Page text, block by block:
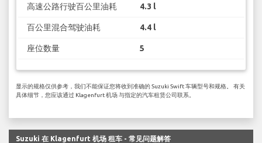
高速公路行驶百公里油耗 4.3 l
百公里混合驾驶油耗 4.4 l
座位数量 5
显示的规格仅供参考，我们不能保证您将收到准确的 Suzuki Swift 车辆型号和规格。 有关
具体细节，您应该通过 Klagenfurt 机场 与指定的汽车租赁公司联系。
Suzuki 在 Klagenfurt 机场 租车 - 常见问题解答